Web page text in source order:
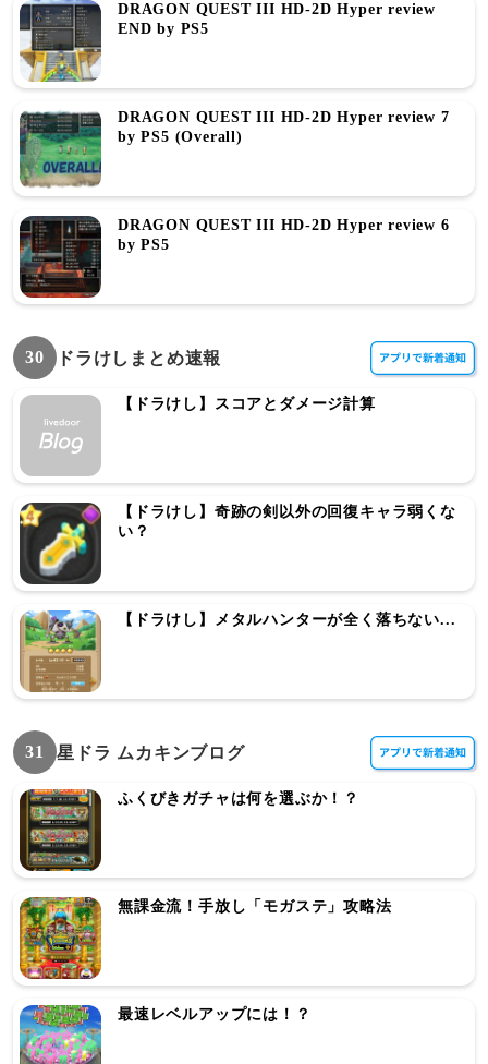
DRAGON QUEST III HD-2D Hyper review
END by PS5
DRAGON QUEST III HD-2D Hyper review 7
by PS5 (Overall)
DRAGON QUEST III HD-2D Hyper review 6
by PS5
30 ドラけしまとめ速報
【ドラけし】スコアとダメージ計算
【ドラけし】奇跡の剣以外の回復キャラ弱くな
い？
【ドラけし】メタルハンターが全く落ちない...
31 星ドラ ムカキンブログ
ふくびきガチャは何を選ぶか！？
無課金流！手放し「モガステ」攻略法
最速レベルアップには！？